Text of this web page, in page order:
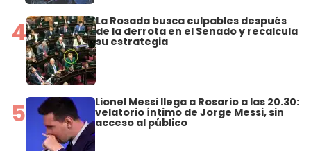
4 La Rosada busca culpables después
de la derrota en el Senado y recalcula
su estrategia
5 Lionel Messi llega a Rosario a las 20.30:
velatorio íntimo de Jorge Messi, sin
acceso al público